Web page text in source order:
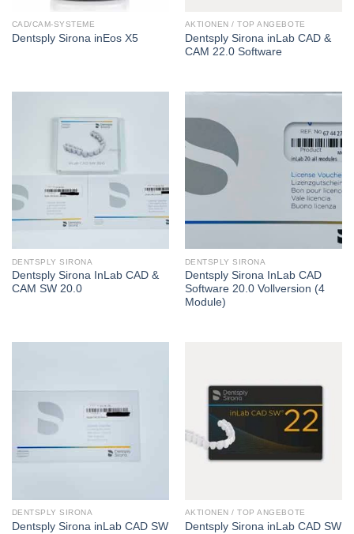
CAD/CAM-SYSTEME
Dentsply Sirona inEos X5
AKTIONEN / TOP ANGEBOTE
Dentsply Sirona inLab CAD &
CAM 22.0 Software
DENTSPLY SIRONA
Dentsply Sirona InLab CAD &
CAM SW 20.0
DENTSPLY SIRONA
Dentsply Sirona InLab CAD
Software 20.0 Vollversion (4
Module)
DENTSPLY SIRONA
Dentsply Sirona inLab CAD SW
AKTIONEN / TOP ANGEBOTE
Dentsply Sirona inLab CAD SW